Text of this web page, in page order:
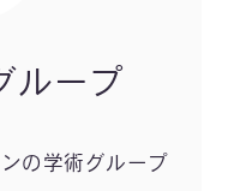
ループ
の学術グループ